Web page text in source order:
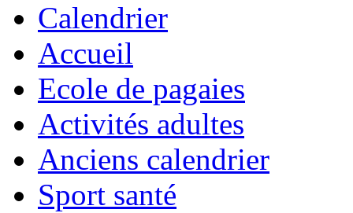
Calendrier
Accueil
Ecole de pagaies
Activités adultes
Anciens calendrier
Sport santé